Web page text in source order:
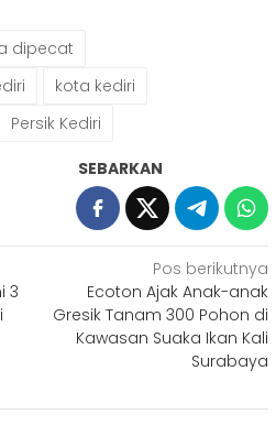
dipecat
kota kediri
Persik Kediri
SEBARKAN
3
Pos berikutnya
Ecoton Ajak Anak-anak
Gresik Tanam 300 Pohon di
Kawasan Suaka Ikan Kali
Surabaya